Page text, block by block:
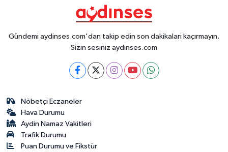
Gündemi aydinses.com'dan takip edin son dakikalari kaçırmayın.
Sizin sesiniz aydinses.com
Nöbetçi Eczaneler
Hava Durumu
Aydin Namaz Vakitleri
Trafik Durumu
Puan Durumu ve Fikstür